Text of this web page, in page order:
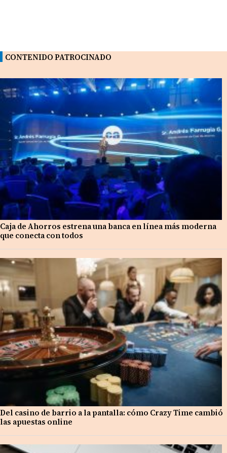
CONTENIDO PATROCINADO
Caja de Ahorros estrena una banca en línea más moderna
que conecta con todos
Del casino de barrio a la pantalla: cómo Crazy Time cambió
las apuestas online